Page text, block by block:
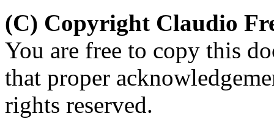
(C) Copyright Claudio
You are free to copy this
that proper
rights reserved.